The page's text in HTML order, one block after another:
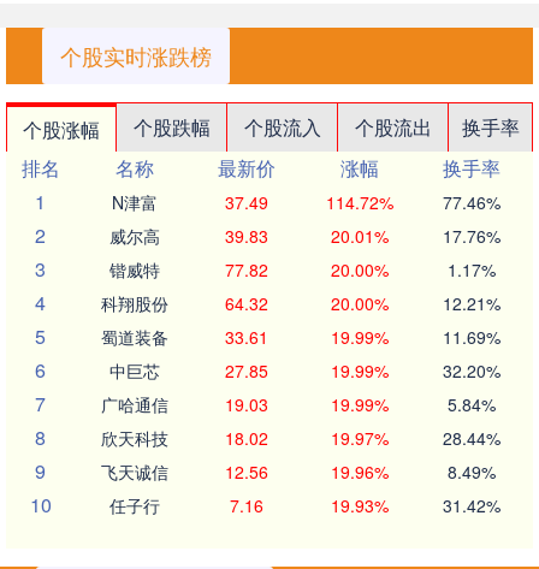
个股实时涨跌榜
个股涨幅 个股跌幅 个股流入 个股流出
换手率
排名
名称 最新价 涨幅
换手率
1
N津富 37.49 114.72% 77.46%
2 威尔高 39.83 20.01% 17.76%
3 锴威特 77.82 20.00% 1.17%
4 科翔股份 64.32 20.00% 12.21%
5 蜀道装备 33.61 19.99% 11.69%
6 中巨芯 27.85 19.99% 32.20%
7 广哈通信 19.03 19.99% 5.84%
8 欣天科技 18.02 19.97% 28.44%
9 飞天诚信 12.56 19.96% 8.49%
10 任子行 7.16 19.93% 31.42%